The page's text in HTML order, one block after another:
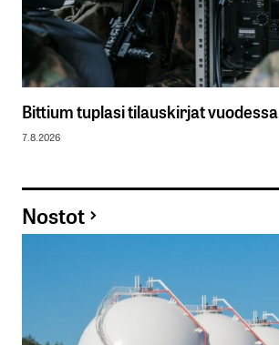
Bittium tuplasi tilauskirjat vuodessa
7.8.2026
Nostot